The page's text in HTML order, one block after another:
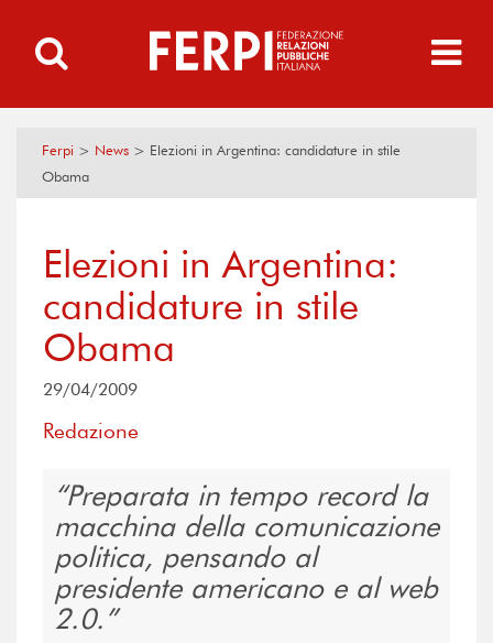
Ferpi > News > Elezioni in Argentina: candidature in stile
Obama
Elezioni in Argentina:
candidature in stile
Obama
29/04/2009
Redazione
Preparata in tempo record la
macchina della comunicazione
politica, pensando al
presidente americano e al web
2.0.